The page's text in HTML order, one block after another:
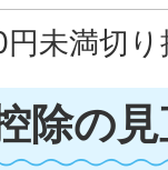
未満切
除の